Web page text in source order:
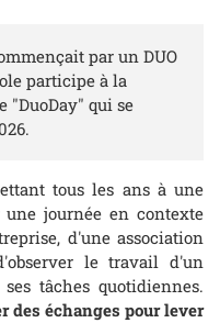
par un DUO
participe à la
"DuoDay" qui se
tous les ans à une
une journée en contexte
d'une association
le travail d'un
tâches quotidiennes.
des échanges pour lever